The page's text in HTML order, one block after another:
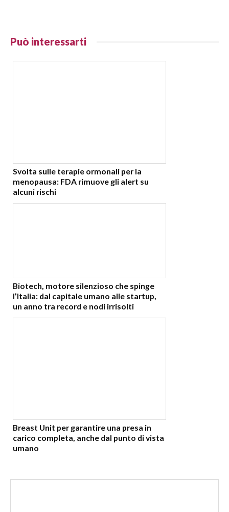
Può interessarti
Svolta sulle terapie ormonali per la
menopausa: FDA rimuove gli alert su
alcuni rischi
Biotech, motore silenzioso che spinge
l’Italia: dal capitale umano alle startup,
un anno tra record e nodi irrisolti
Breast Unit per garantire una presa in
carico completa, anche dal punto di vista
umano